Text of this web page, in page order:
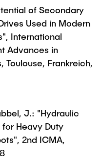
of Secondary
Used in Modern
International
Advances in
Toulouse, Frankreich,
J.: "Hydraulic
Heavy Duty
2nd ICMA,